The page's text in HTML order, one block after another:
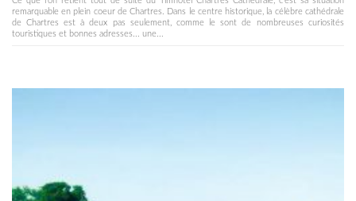
remarquable en plein coeur de Chartres. Dans le centre historique, la célèbre cathédrale
de Chartres est à deux pas seulement, comme le sont de nombreuses curiosités
touristiques et bonnes adresses... une...